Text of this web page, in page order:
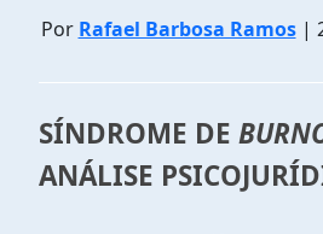
Por Rafael Barbosa Ramos|
SÍNDROME DE
ANÁLISE